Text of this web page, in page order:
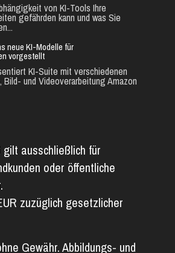
von KI-Tools Ihre
gefährden kann und was Sie
neue KI-Modelle für
vorgestellt
KI-Suite mit verschiedenen
und Videoverarbeitung Amazon
gilt ausschließlich für
oder öffentliche
zuzüglich gesetzlicher
Gewähr. Abbildungs- und